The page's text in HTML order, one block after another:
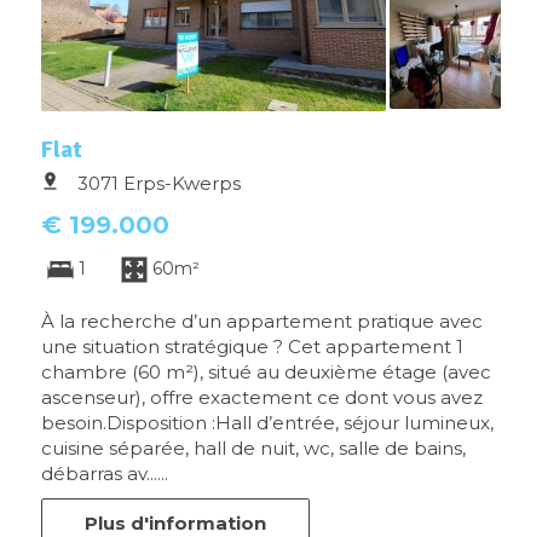
Flat
3071 Erps-Kwerps
€ 199.000
1 60m²
À la recherche d’un appartement pratique avec
une situation stratégique ? Cet appartement 1
chambre (60 m²), situé au deuxième étage (avec
ascenseur), offre exactement ce dont vous avez
besoin.Disposition :Hall d’entrée, séjour lumineux,
cuisine séparée, hall de nuit, wc, salle de bains,
débarras av......
Plus d'information